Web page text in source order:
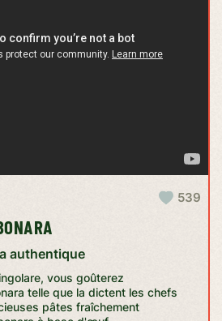
539
authentique
vous goûterez
telle que la dictent les chefs
pâtes fraîchement